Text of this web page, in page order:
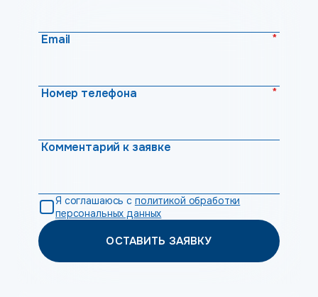
Email *
Номер телефона *
Комментарий к заявке
Я соглашаюсь с политикой обработки
персональных данных
ОСТАВИТЬ ЗАЯВКУ